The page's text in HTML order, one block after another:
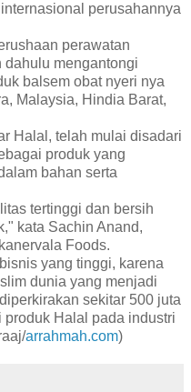
perusahannya
perawatan
dahulu mengantongi
balsem obat nyeri nya
Malaysia, Hindia Barat,
Halal, telah mulai disadari
produk yang
bahan serta
tertinggi dan bersih
kata Sachin Anand,
Foods.
yang tinggi, karena
dunia yang menjadi
sekitar 500 juta
Halal pada industri
arrahmah.com)